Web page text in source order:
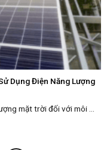
Dụng Điện Năng Lượng
mặt trời đối với môi ...